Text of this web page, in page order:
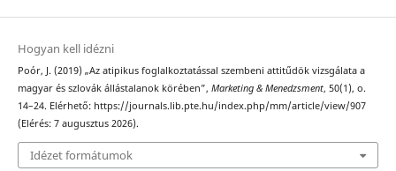
Hogyan kell idézni
Poór, J. (2019) „Az atipikus foglalkoztatással szembeni attitűdök vizsgálata a
magyar és szlovák állástalanok körében”, Marketing & Menedzsment, 50(1), o.
14–24. Elérhető: https://journals.lib.pte.hu/index.php/mm/article/view/907
(Elérés: 7 augusztus 2026).
Idézet formátumok